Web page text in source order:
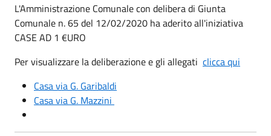
L'Amministrazione Comunale con delibera di Giunta
Comunale n. 65 del 12/02/2020 ha aderito all'iniziativa
CASE AD 1 €URO
Per visualizzare la deliberazione e gli allegati clicca qui
Casa via G. Garibaldi
Casa via G. Mazzini